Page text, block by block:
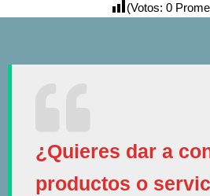
(Votos: 0
¿Quieres dar a
productos o